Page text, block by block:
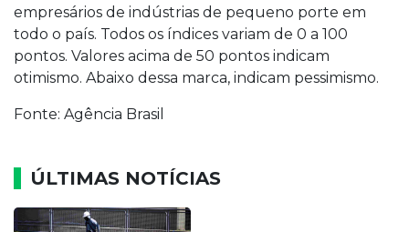
empresários de indústrias de pequeno porte em
todo o país. Todos os índices variam de 0 a 100
pontos. Valores acima de 50 pontos indicam
otimismo. Abaixo dessa marca, indicam pessimismo.
Fonte: Agência Brasil
ÚLTIMAS NOTÍCIAS